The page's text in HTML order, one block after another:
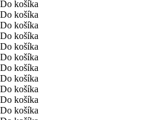
Do košíka
Do košíka
Do košíka
Do košíka
Do košíka
Do košíka
Do košíka
Do košíka
Do košíka
Do košíka
Do košíka